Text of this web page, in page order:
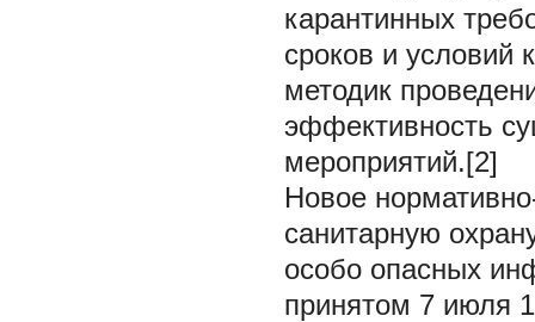
карантинных
сроков и условий
методик
эффективность
мероприятий.[2]
Новое
санитарную
особо опасных
принятом 7 июля